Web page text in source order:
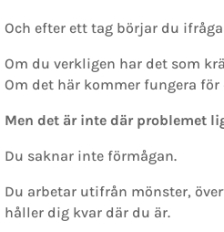
Och efter ett tag börjar du
Om du verkligen har det som
Om det här kommer fungera för
Men det är inte där problemet
Du saknar inte förmågan.
Du arbetar utifrån mönster,
håller dig kvar där du är.